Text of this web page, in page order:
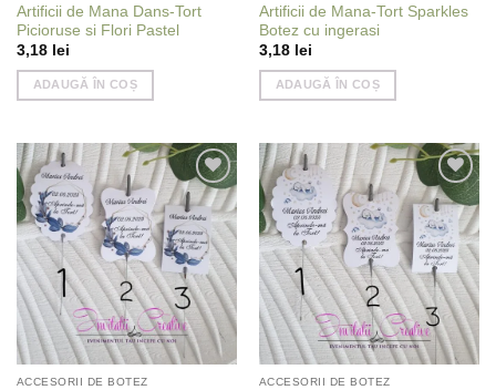
Artificii de Mana Dans-Tort
Picioruse si Flori Pastel
3,18 lei
ADAUGĂ ÎN COȘ
Artificii de Mana-Tort Sparkles
Botez cu ingerasi
3,18 lei
ADAUGĂ ÎN COȘ
Add to
wishlist
ACCESORII DE BOTEZ
Add to
wishlist
ACCESORII DE BOTEZ